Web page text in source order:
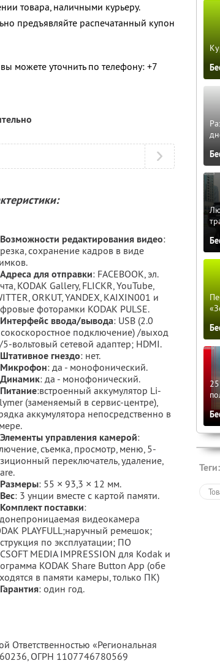
товара, наличными курьеру.
предъявляйте распечатанный купон
можете уточнить по телефону: +7
Возможности редактирования видео:
сохранение кадров в виде
Адреса для отправки: FACEBOOK, эл.
KODAK Gallery, FLICKR, YouTube,
ORKUT, YANDEX, KAIXIN001 и
фоторамки KODAK PULSE.
Интерфейс ввода/вывода: USB (2.0
подключение) /выход
5-вольтовый сетевой адаптер; HDMI.
Штативное гнездо: нет.
Микрофон: да - монофонический.
Динамик: да - монофонический.
Питание:встроенный аккумулятор Li-
(заменяемый в сервис-центре),
аккумулятора непосредственно в
Элементы управления камерой:
съемка, просмотр, меню, 5-
переключатель, удаление,
Размеры: 55 × 93,3 × 12 мм.
Вес: 3 унции вместе с картой памяти.
Комплект поставки:
видеокамера
PLAYFULL;наручный ремешок;
по эксплуатации; ПО
MEDIA IMPRESSION для Kodak и
KODAK Share Button App (обе
в памяти камеры, только ПК)
Гарантия: один год.
Ответственностью «Региональная
, ОГРН 1107746780569
Теги: